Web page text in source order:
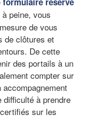
peine, vous
de vous
de clôtures et
De cette
des portails à un
compter sur
difficulté à prendre
sur les